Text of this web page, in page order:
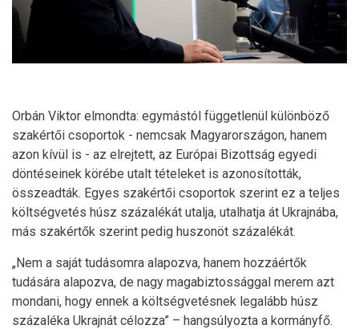
Orbán Viktor elmondta: egymástól függetlenül különböző
szakértői csoportok - nemcsak Magyarországon, hanem
azon kívül is - az elrejtett, az Európai Bizottság egyedi
döntéseinek körébe utalt tételeket is azonosították,
összeadták. Egyes szakértői csoportok szerint ez a teljes
költségvetés húsz százalékát utalja, utalhatja át Ukrajnába,
más szakértők szerint pedig huszonöt százalékát.
„Nem a saját tudásomra alapozva, hanem hozzáértők
tudására alapozva, de nagy magabiztossággal merem azt
mondani, hogy ennek a költségvetésnek legalább húsz
százaléka Ukrajnát célozza” – hangsúlyozta a kormányfő.